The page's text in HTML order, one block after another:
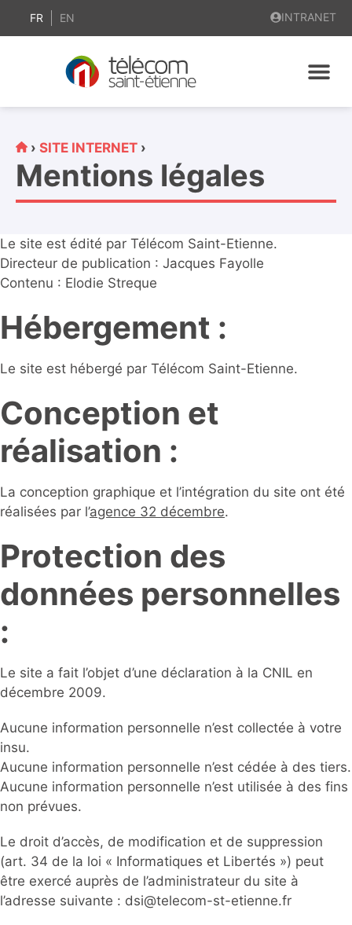
principal
FR EN INTRANET
›SITE INTERNET ›
Mentions légales
Le site est édité par Télécom Saint-Etienne.
Directeur de publication : Jacques Fayolle
Contenu : Elodie Streque
Hébergement :
Le site est hébergé par Télécom Saint-Etienne.
Conception et
réalisation :
La conception graphique et l’intégration du site ont été
réalisées par l’agence 32 décembre.
Protection des
données personnelles
:
Le site a fait l’objet d’une déclaration à la CNIL en
décembre 2009.
Aucune information personnelle n’est collectée à votre
insu.
Aucune information personnelle n’est cédée à des tiers.
Aucune information personnelle n’est utilisée à des fins
non prévues.
Le droit d’accès, de modification et de suppression
(art. 34 de la loi « Informatiques et Libertés ») peut
être exercé auprès de l’administrateur du site à
l’adresse suivante : dsi@telecom-st-etienne.fr